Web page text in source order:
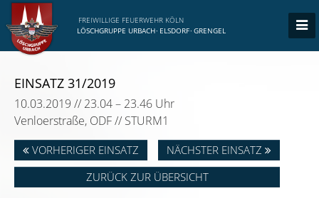
FREIWILLIGE FEUERWEHR KÖLN
LÖSCHGRUPPE URBACH· ELSDORF· GRENGEL
EINSATZ 31/2019
10.03.2019 // 23.04 – 23.46 Uhr
Venloerstraße, ODF // STURM1
VORHERIGER EINSATZ
NÄCHSTER EINSATZ
ZURÜCK ZUR ÜBERSICHT